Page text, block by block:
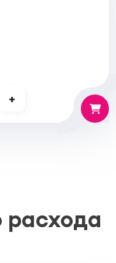
происходит в
попадании в глаза
их большим
материала на
+
расхода